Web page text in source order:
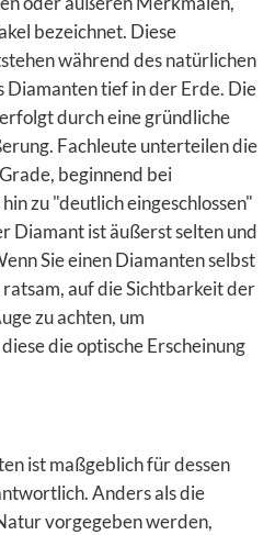
bezeichnet. Diese
während des natürlichen
Diamanten tief in der Erde. Die
durch eine gründliche
Fachleute unterteilen die
beginnend bei
zu "deutlich eingeschlossen"
Diamant ist äußerst selten und
Sie einen Diamanten selbst
auf die Sichtbarkeit der
zu achten, um
die optische Erscheinung
ist maßgeblich für dessen
Anders als die
vorgegeben werden,